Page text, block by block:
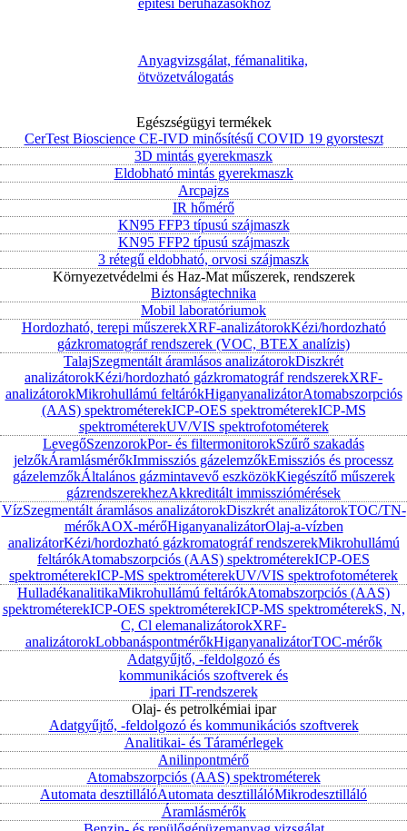
Anyagvizsgálat, fémanalitika,
ötvözetválogatás
Egészségügyi termékek
CerTest Bioscience CE-IVD minősítésű COVID 19 gyorsteszt
3D mintás gyerekmaszk
Eldobható mintás gyerekmaszk
Arcpajzs
IR hőmérő
KN95 FFP3 típusú szájmaszk
KN95 FFP2 típusú szájmaszk
3 rétegű eldobható, orvosi szájmaszk
Környezetvédelmi és Haz-Mat műszerek, rendszerek
Biztonságtechnika
Mobil laboratóriumok
Hordozható, terepi műszerekXRF-analizátorokKézi/hordozható
gázkromatográf rendszerek (VOC, BTEX analízis)
TalajSzegmentált áramlásos analizátorokDiszkrét
analizátorokKézi/hordozható gázkromatográf rendszerekXRF-
analizátorokMikrohullámú feltárókHiganyanalizátorAtomabszorpciós
(AAS) spektrométerekICP-OES spektrométerekICP-MS
spektrométerekUV/VIS spektrofotométerek
LevegőSzenzorokPor- és filtermonitorokSzűrő szakadás
jelzőkÁramlásmérőkImmissziós gázelemzőkEmissziós és processz
gázelemzőkÁltalános gázmintavevő eszközökKiegészítő műszerek
gázrendszerekhezAkkreditált immissziómérések
VízSzegmentált áramlásos analizátorokDiszkrét analizátorokTOC/TN-
mérőkAOX-mérőHiganyanalizátorOlaj-a-vízben
analizátorKézi/hordozható gázkromatográf rendszerekMikrohullámú
feltárókAtomabszorpciós (AAS) spektrométerekICP-OES
spektrométerekICP-MS spektrométerekUV/VIS spektrofotométerek
HulladékanalitikaMikrohullámú feltárókAtomabszorpciós (AAS)
spektrométerekICP-OES spektrométerekICP-MS spektrométerekS, N,
C, Cl elemanalizátorokXRF-
analizátorokLobbanáspontmérőkHiganyanalizátorTOC-mérők
Adatgyűjtő, -feldolgozó és
kommunikációs szoftverek és
ipari IT-rendszerek
Olaj- és petrolkémiai ipar
Adatgyűjtő, -feldolgozó és kommunikációs szoftverek
Analitikai- és Táramérlegek
Anilinpontmérő
Atomabszorpciós (AAS) spektrométerek
Automata desztillálóAutomata desztillálóMikrodesztilláló
Áramlásmérők